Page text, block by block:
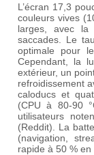
L’écran 17,3
couleurs vives
larges, avec la
saccades. Le
optimale pour
Cependant, la
extérieur, un
refroidissement
caloducs et
(CPU à 80-90
utilisateurs
(Reddit). La
(navigation,
rapide à 50 % en